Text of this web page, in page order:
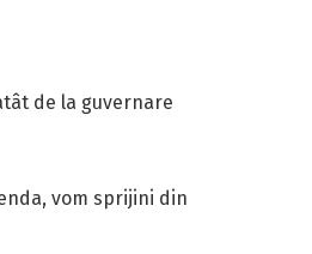
de la guvernare
vom sprijini din